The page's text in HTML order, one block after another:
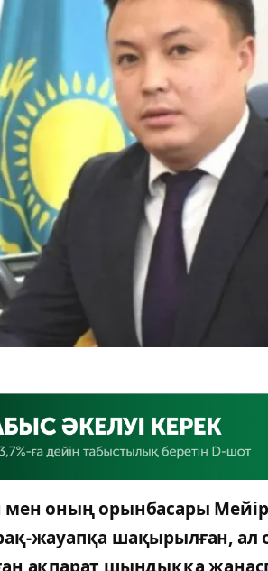
мен оның орынбасары
жауапқа шақырылған, ал
ақпарат шындыққа